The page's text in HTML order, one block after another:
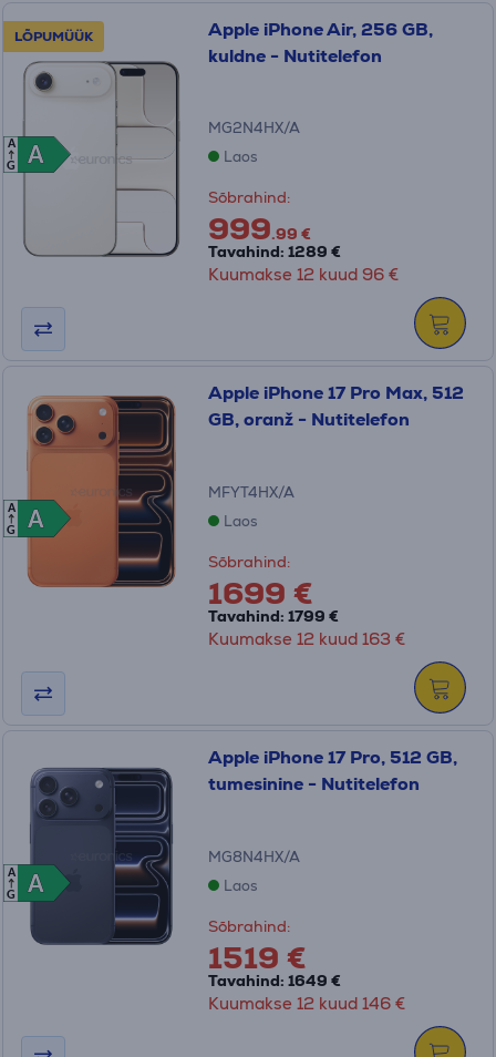
LÕPUMÜÜK
A
A
A
G
Apple iPhone Air, 256 GB,
kuldne - Nutitelefon
MG2N4HX/A
Laos
Sõbrahind:
999.99 €
Tavahind: 1289 €
Kuumakse 12 kuud 96 €
A
A
A
G
Apple iPhone 17 Pro Max, 512
GB, oranž - Nutitelefon
MFYT4HX/A
Laos
Sõbrahind:
1699 €
Tavahind: 1799 €
Kuumakse 12 kuud 163 €
A
A
A
G
Apple iPhone 17 Pro, 512 GB,
tumesinine - Nutitelefon
MG8N4HX/A
Laos
Sõbrahind:
1519 €
Tavahind: 1649 €
Kuumakse 12 kuud 146 €